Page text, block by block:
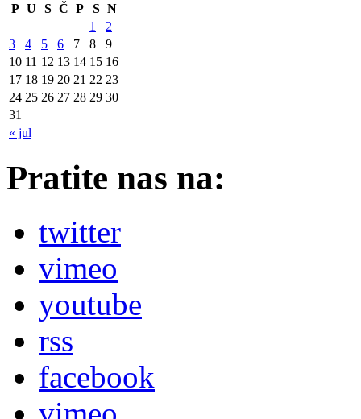
P U S Č P S N
« jul
1
2
3
4 5 6 7 8
9
10 11 12 13 14 15 16
17 18 19 20 21 22 23
24 25 26 27 28 29 30
31
Pratite nas na:
twitter
vimeo
youtube
rss
facebook